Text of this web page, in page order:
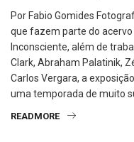
Por Fabio Gomides
que fazem parte do
Inconsciente, além de
Clark, Abraham Palatinik,
Carlos Vergara, a
uma temporada de muito
READMORE